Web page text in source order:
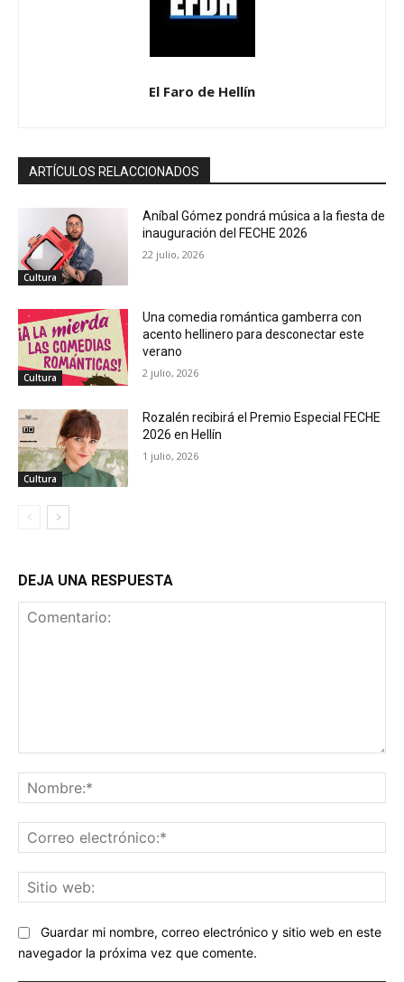
El Faro de Hellín
ARTÍCULOS RELACCIONADOS
Cultura
Aníbal Gómez pondrá música a la fiesta de
inauguración del FECHE 2026
22 julio, 2026
Cultura
Una comedia romántica gamberra con
acento hellinero para desconectar este
verano
2 julio, 2026
Cultura
Rozalén recibirá el Premio Especial FECHE
2026 en Hellín
1 julio, 2026
DEJA UNA RESPUESTA
Guardar mi nombre, correo electrónico y sitio web en este
navegador la próxima vez que comente.